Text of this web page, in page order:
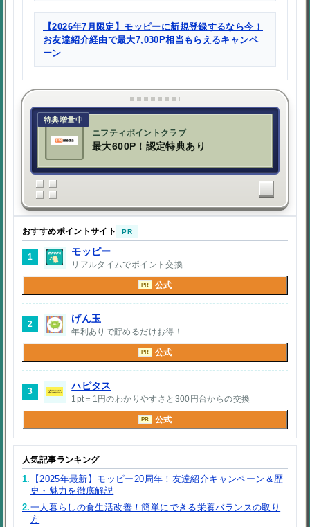
【2026年7月限定】モッピーに新規登録するなら今！
お友達紹介経由で最大7,030P相当もらえるキャンペ
ーン
特典増量中
ニフティポイントクラブ
最大600P！認定特典あり
おすすめポイントサイト PR
1
モッピー
リアルタイムでポイント交換
PR 公式
2
げん玉
年利ありで貯めるだけお得！
PR 公式
3
ハピタス
1pt＝1円のわかりやすさと300円台からの交換
PR 公式
人気記事ランキング
1.
【2025年最新】モッピー20周年！友達紹介キャンペーン＆歴
史・魅力を徹底解説
2.一人暮らしの食生活改善！簡単にできる栄養バランスの取り
方